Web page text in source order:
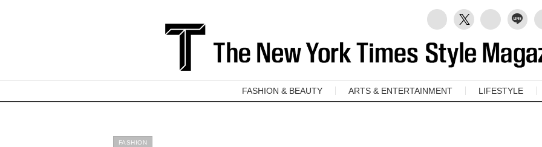
FASHION & BEAUTY ARTS & ENTERTAINMENT LIFESTYLE
FASHION